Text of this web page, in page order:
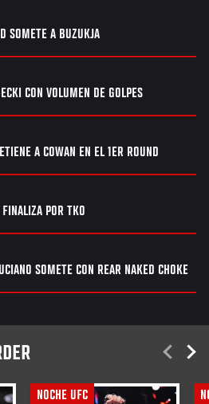
SOMETE A BUZUKJA
CON VOLUMEN DE GOLPES
A COWAN EN EL 1ER ROUND
POR TKO
SOMETE CON REAR NAKED CHOKE
NOCHE UFC